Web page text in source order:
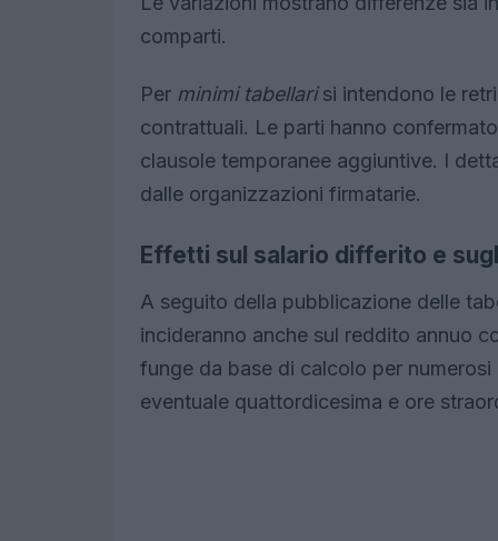
comparti.
Per minimi tabellarisi intendono le
contrattuali. Le parti hanno
clausole temporanee aggiuntive. I
dalle organizzazioni firmatarie.
Effetti sul salario differito e
A seguito della pubblicazione delle
incideranno anche sul reddito annuo
funge da base di calcolo per numerosi
eventuale quattordicesima e ore